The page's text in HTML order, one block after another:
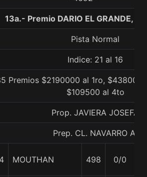
13a.- Premio DARIO EL GRANDE,
Pista Normal
Indice: 21 al 16
Premios $2190000 al 1ro,
$109500 al 4to
Prop. JAVIERA JOSEFA
Prep. CL. NAVARRO A.
MOUTHAN 498 0/0